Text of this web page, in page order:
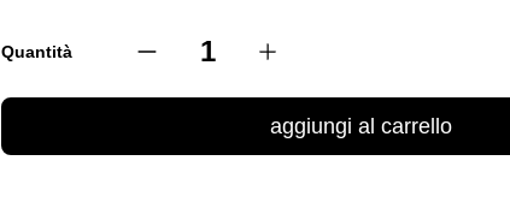
Quantità
aggiungi al carrello